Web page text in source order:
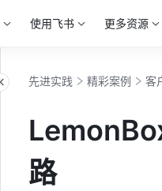
使用飞书 更多资源
先进实践 精彩案例 客
路